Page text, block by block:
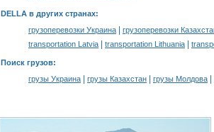
DELLA в других странах:
грузоперевозки Украина
грузоперевозки
transportation Latvia transportation Lithuania
Поиск грузов:
грузы Украина
грузы Казахстан грузы Молдова